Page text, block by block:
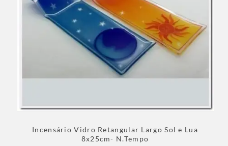
Incensário Vidro Retangular Largo Sol e Lua
8x25cm- N.Tempo